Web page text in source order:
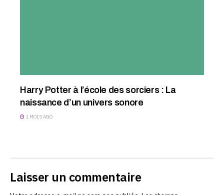
Harry Potter à l’école des sorciers : La
naissance d’un univers sonore
1 MOIS AGO
Laisser un commentaire